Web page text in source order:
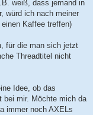
weiß, dass jemand in
würd ich nach meiner
Kaffee treffen)
für die man sich jetzt
Threadtitel nicht
Idee, ob das
bei mir. Möchte mich da
immer noch AXELs